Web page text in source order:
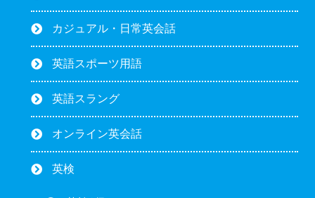
カジュアル・日常英会話
英語スポーツ用語
英語スラング
オンライン英会話
英検